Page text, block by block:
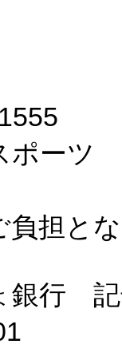
ポー
担と
銀行